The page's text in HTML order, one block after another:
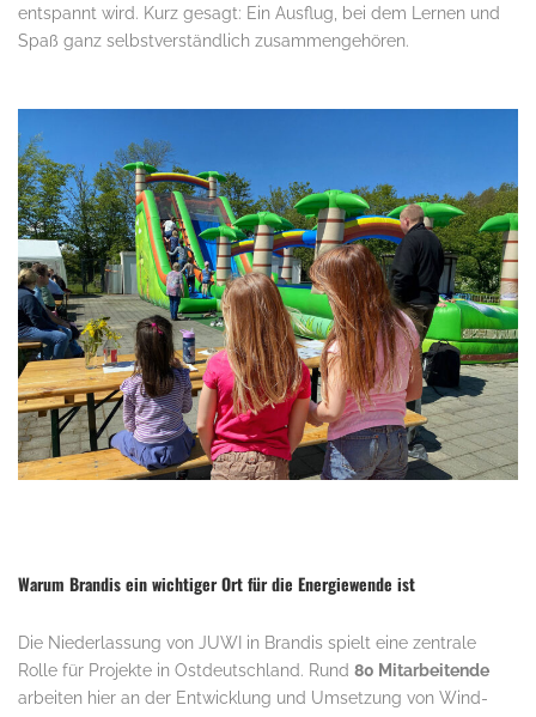
entspannt wird. Kurz gesagt: Ein Ausflug, bei dem Lernen und
Spaß ganz selbstverständlich zusammengehören.
Warum Brandis ein wichtiger Ort für die Energiewende ist
Die Niederlassung von JUWI in Brandis spielt eine zentrale
Rolle für Projekte in Ostdeutschland. Rund 80 Mitarbeitende
arbeiten hier an der Entwicklung und Umsetzung von Wind-